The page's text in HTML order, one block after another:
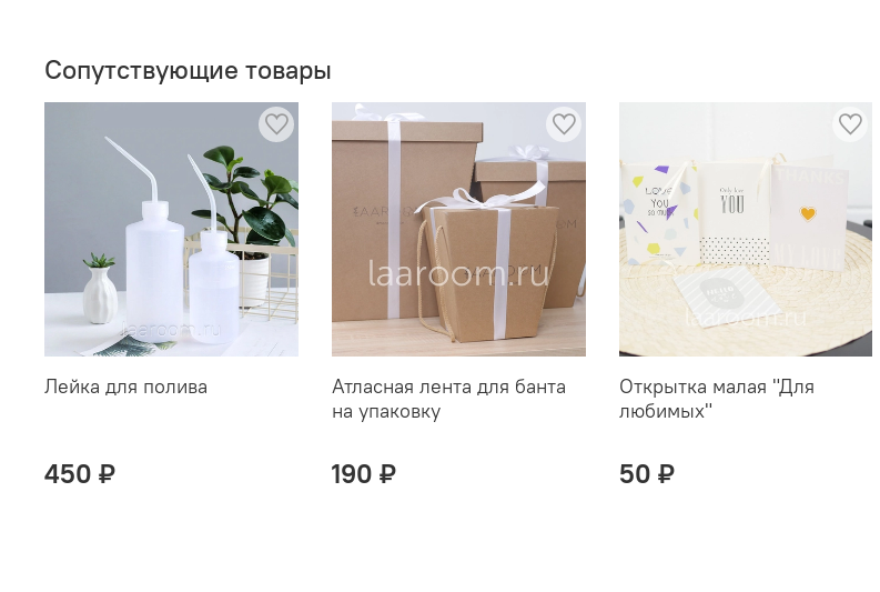
Сопутствующие товары
Лейка для полива
450 ₽
Атласная лента для банта
на упаковку
190 ₽
Открытка малая "Для
любимых"
50 ₽